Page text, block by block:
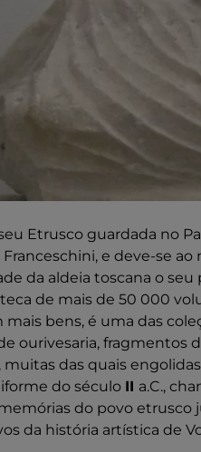
Etrusco guardada no
e deve-se ao
da aldeia toscana o
de mais de 50 000
bens, é uma das
ourivesaria, fragmentos
das quais engolidas
do século II a.C.,
do povo etrusco
da história artística de